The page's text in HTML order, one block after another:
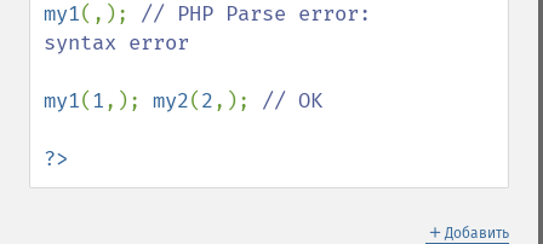
my1(,); // PHP Parse error:
syntax error
my1(1,); my2(2,); // OK
?>
＋ Добавить